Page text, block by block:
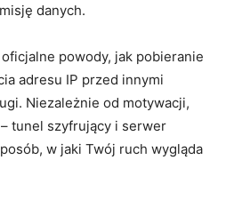
danych.
powody, jak pobieranie
adresu IP przed innymi
Niezależnie od motywacji,
tunel szyfrujący i serwer
w jaki Twój ruch wygląda